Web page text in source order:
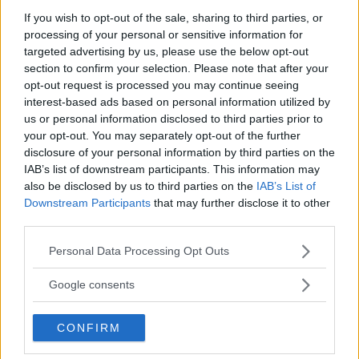
If you wish to opt-out of the sale, sharing to third parties, or
processing of your personal or sensitive information for
targeted advertising by us, please use the below opt-out
section to confirm your selection. Please note that after your
opt-out request is processed you may continue seeing
interest-based ads based on personal information utilized by
us or personal information disclosed to third parties prior to
your opt-out. You may separately opt-out of the further
disclosure of your personal information by third parties on the
IAB’s list of downstream participants. This information may
also be disclosed by us to third parties on the IAB’s List of
Downstream Participants that may further disclose it to other
Please note that this website/app uses one or more Google
not limited to your visit or usage behaviour. You may click to
use your data for below specified purposes in below Google
consent section.
Personal Data Processing Opt Outs
Google consents
CONFIRM
motortidning.
Opeln som syns i annonsen har fått en ratt
ditretuscherad på fel sida.
När man väl vet att det hela är en parodi blir
det tydligt att
annonsens payoff är en gliring åt den slogan
Opel använde för några år
sedan: "Look at Opel now!".
Även Sveriges Radio P1s program Tendens har
berättat om annonsen i
ett program som en illustration till hur